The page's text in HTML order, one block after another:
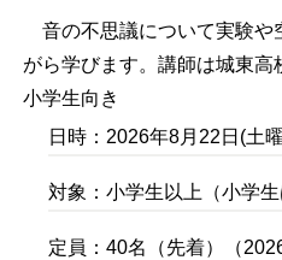
音の不思議について実験や
がら学びます。講師は城東高
小学生向き
日時：2026年8月22日(土
対象：小学生以上（小学生
定員：40名（先着）（